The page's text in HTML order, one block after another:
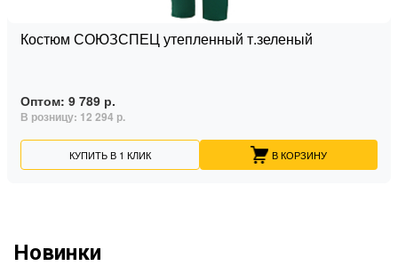
Костюм СОЮЗСПЕЦ утепленный т.зеленый
Оптом: 9 789 р.
В розницу: 12 294 р.
КУПИТЬ В 1 КЛИК В КОРЗИНУ
Новинки